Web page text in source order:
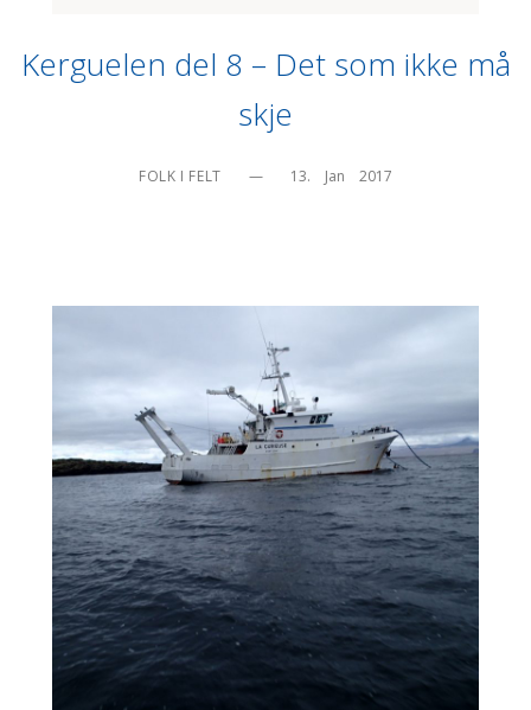
Kerguelen del 8 – Det som ikke må
skje
FOLK I FELT — 13.    Jan    2017